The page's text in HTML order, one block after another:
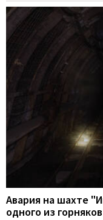
Авария на шахте
одного из горняков